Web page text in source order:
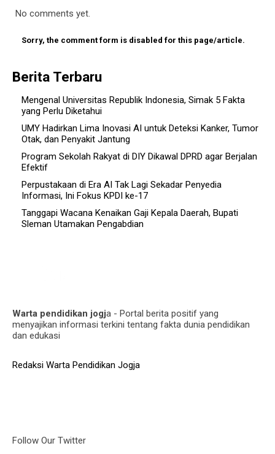
No comments yet.
Sorry, the comment form is disabled for this page/article.
Berita Terbaru
Mengenal Universitas Republik Indonesia, Simak 5 Fakta
yang Perlu Diketahui
UMY Hadirkan Lima Inovasi AI untuk Deteksi Kanker, Tumor
Otak, dan Penyakit Jantung
Program Sekolah Rakyat di DIY Dikawal DPRD agar Berjalan
Efektif
Perpustakaan di Era AI Tak Lagi Sekadar Penyedia
Informasi, Ini Fokus KPDI ke-17
Tanggapi Wacana Kenaikan Gaji Kepala Daerah, Bupati
Sleman Utamakan Pengabdian
Warta pendidikan jogja - Portal berita positif yang
menyajikan informasi terkini tentang fakta dunia pendidikan
dan edukasi
Redaksi Warta Pendidikan Jogja
Follow Our Twitter